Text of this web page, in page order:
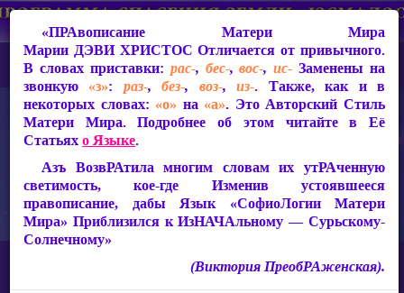
СакРАльная Поэзия Матери Мира
Дивное Диво
«ПРАвописание Матери Мира
Марии ДЭВИ ХРИСТОС Отличается от привычного.
В словах приставки: рас-, бес-,вос-,ис- Заменены на
звонкую «з»: раз-,без-, воз-,из-. Также, как и в
некоторых словах: «о» на «а». Это Авторский Стиль
Матери Мира. Подробнее об этом читайте в Её
Статьяхо Языке.
Азъ ВозвРАтила многим словам их утРАченную
светимость, кое-где Изменив устоявшееся
правописание, дабы Язык «СофиоЛогии Матери
Мира» Приблизился к ИзНАЧАльному — Сурьскому-
Солнечному»
(Виктория ПреобРАженская).